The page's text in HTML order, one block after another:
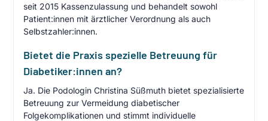
seit 2015 Kassenzulassung und behandelt sowohl
Patient:innen mit ärztlicher Verordnung als auch
Selbstzahler:innen.
Bietet die Praxis spezielle Betreuung für
Diabetiker:innen an?
Ja. Die Podologin Christina Süßmuth bietet spezialisierte
Betreuung zur Vermeidung diabetischer
Folgekomplikationen und stimmt individuelle